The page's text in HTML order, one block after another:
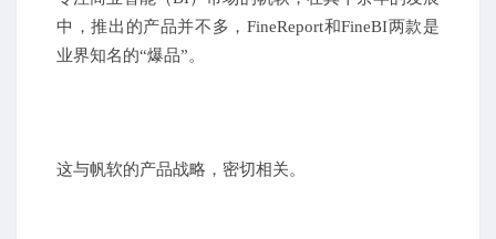
中，推出的产品并不多，FineReport和FineBI两款是
业界知名的“爆品”。
这与帆软的产品战略，密切相关。